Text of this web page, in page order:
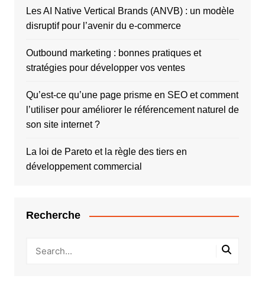
Les AI Native Vertical Brands (ANVB) : un modèle
disruptif pour l’avenir du e-commerce
Outbound marketing : bonnes pratiques et
stratégies pour développer vos ventes
Qu’est-ce qu’une page prisme en SEO et comment
l’utiliser pour améliorer le référencement naturel de
son site internet ?
La loi de Pareto et la règle des tiers en
développement commercial
Recherche